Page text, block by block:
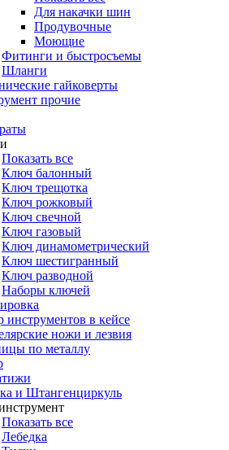
Для накачки шин
Продувочные
Моющие
Фитинги и быстросъемы
Шланги
гайковерты
прочиe
Показать все
Ключ балонный
Ключ трещотка
Ключ рожковый
Ключ свечной
Ключ газовый
Ключ динамометрический
Ключ шестигранный
Ключ разводной
Наборы ключей
инструментов в кейсе
ножи и лезвия
по металлу
и Штангенциркуль
Показать все
Лебедка